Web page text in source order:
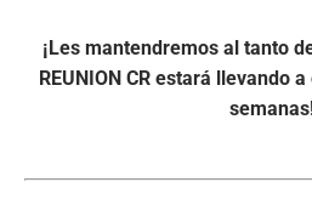
¡Les mantendremos al tanto
REUNION CR estará llevando